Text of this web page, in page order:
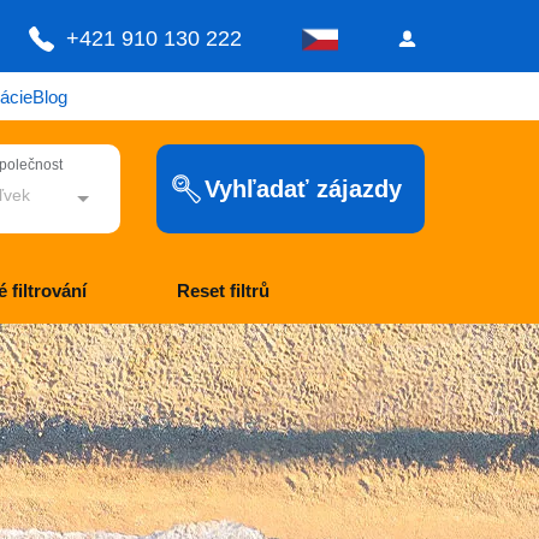
+421 910 130 222
Blog
Vyhľadať zájazdy
filtrování Reset filtrů